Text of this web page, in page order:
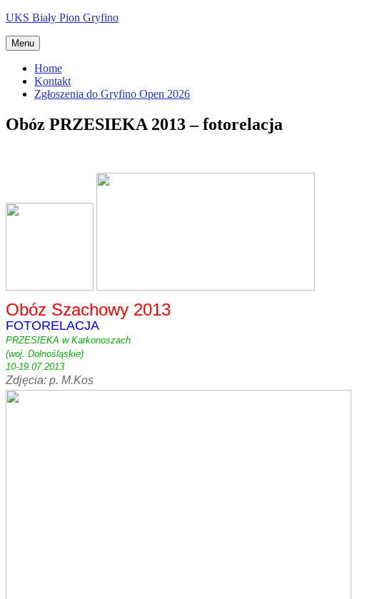
Przejdź
treści
UKS Biały Pion Gryfino
Menu
Home
Kontakt
Zgłoszenia do Gryfino Open 2026
Obóz PRZESIEKA 2013 – fotorelacja
Obóz Szachowy 2013
FOTORELACJA
PRZESIEKA w Karkonoszach
(woj. Dolnośląskie)
10-19.07.2013
Zdjęcia: p. M.Kos